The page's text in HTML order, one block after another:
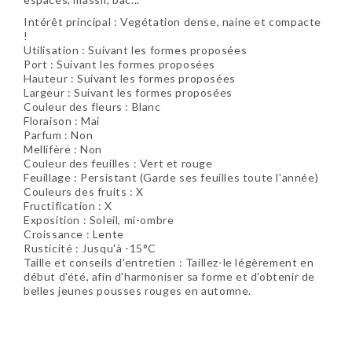
Intérêt principal : Vegétation dense, naine et compacte
!
Utilisation : Suivant les formes proposées
Port : Suivant les formes proposées
Hauteur : Suivant les formes proposées
Largeur : Suivant les formes proposées
Couleur des fleurs : Blanc
Floraison : Mai
Parfum : Non
Mellifère : Non
Couleur des feuilles : Vert et rouge
Feuillage : Persistant (Garde ses feuilles toute l'année)
Couleurs des fruits : X
Fructification : X
Exposition : Soleil, mi-ombre
Croissance : Lente
Rusticité : Jusqu'à -15°C
Taille et conseils d'entretien : Taillez-le légèrement en
début d'été, afin d'harmoniser sa forme et d'obtenir de
belles jeunes pousses rouges en automne.